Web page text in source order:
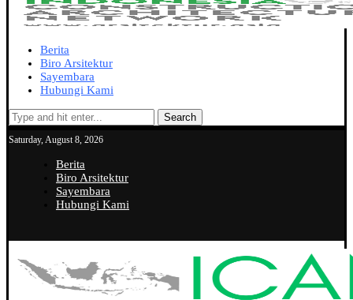
Berita
Biro Arsitektur
Sayembara
Hubungi Kami
Search
Saturday, August 8, 2026
Berita
Biro Arsitektur
Sayembara
Hubungi Kami